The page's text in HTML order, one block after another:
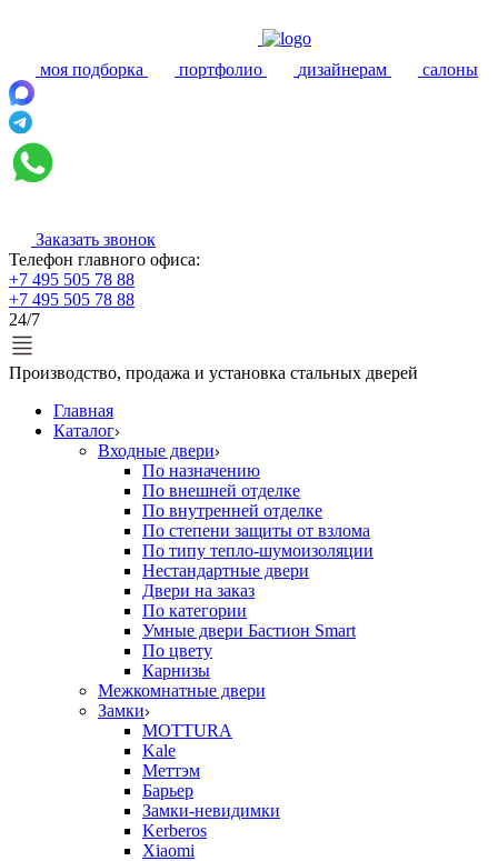
моя подборка портфолио дизайнерам салоны
Заказать звонок
Телефон главного офиса:
+7 495 505 78 88
+7 495 505 78 88
24/7
Производство, продажа и установка стальных дверей
Главная
Каталог
Входные двери
По назначению
По внешней отделке
По внутренней отделке
По степени защиты от взлома
По типу тепло-шумоизоляции
Нестандартные двери
Двери на заказ
По категории
Умные двери Бастион Smart
По цвету
Карнизы
Межкомнатные двери
Замки
MOTTURA
Kale
Меттэм
Барьер
Замки-невидимки
Kerberos
Xiaomi